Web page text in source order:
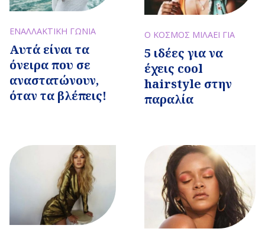
ΕΝΑΛΛΑΚΤΙΚΗ ΓΩΝΙΑ
Αυτά είναι τα
όνειρα που σε
αναστατώνουν,
όταν τα βλέπεις!
Ο ΚΟΣΜΟΣ ΜΙΛΑΕΙ ΓΙΑ
5 ιδέες για να
έχεις cool
hairstyle στην
παραλία